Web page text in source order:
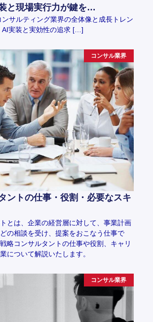
と現場実行力が鍵を…
ンサルティング業界の全体像と成長トレン
AI実装と実効性の追求 […]
コンサル業界
ントの仕事・役割・必要なスキ
とは、企業の経営層に対して、事業計画
の相談を受け、提案をおこなう仕事で
略コンサルタントの仕事や役割、キャリ
について解説いたします。
コンサル業界